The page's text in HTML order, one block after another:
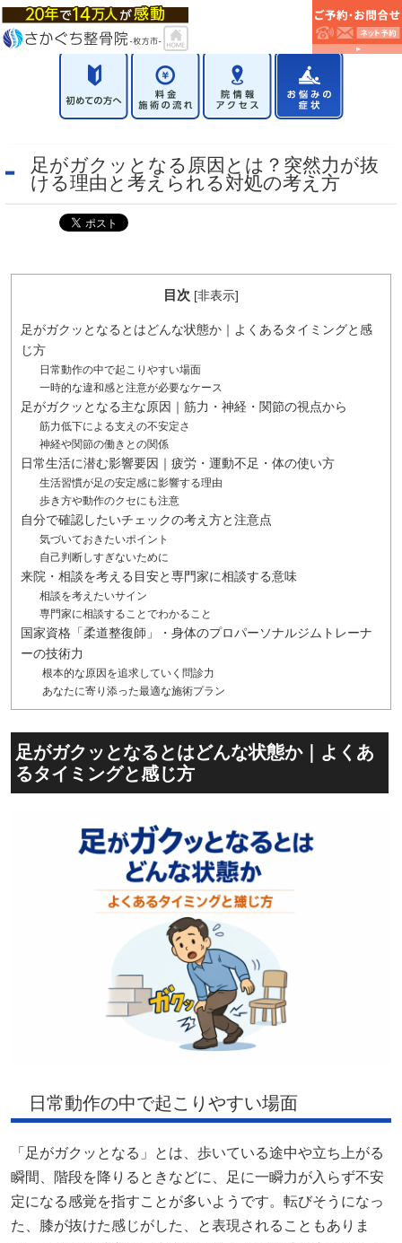
足がガクッとなる原因とは？突然力が抜
ける理由と考えられる対処の考え方
目次 [非表示]
足がガクッとなるとはどんな状態か｜よくあるタイミングと感
じ方
日常動作の中で起こりやすい場面
一時的な違和感と注意が必要なケース
足がガクッとなる主な原因｜筋力・神経・関節の視点から
筋力低下による支えの不安定さ
神経や関節の働きとの関係
日常生活に潜む影響要因｜疲労・運動不足・体の使い方
生活習慣が足の安定感に影響する理由
歩き方や動作のクセにも注意
自分で確認したいチェックの考え方と注意点
気づいておきたいポイント
自己判断しすぎないために
来院・相談を考える目安と専門家に相談する意味
相談を考えたいサイン
専門家に相談することでわかること
国家資格「柔道整復師」・身体のプロパーソナルジムトレーナ
ーの技術力
根本的な原因を追求していく問診力
あなたに寄り添った最適な施術プラン
足がガクッとなるとはどんな状態か｜よくあ
るタイミングと感じ方
日常動作の中で起こりやすい場面
「足がガクッとなる」とは、歩いている途中や立ち上がる
瞬間、階段を降りるときなどに、足に一瞬力が入らず不安
定になる感覚を指すことが多いようです。転びそうになっ
た、膝が抜けた感じがした、と表現されることもありま